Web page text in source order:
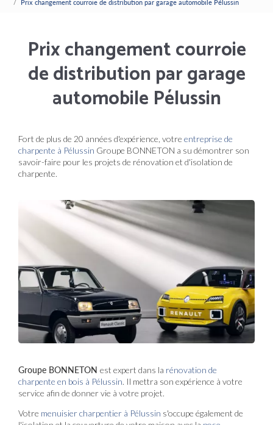
Prix changement courroie de distribution par garage automobile Pélussin
Prix changement courroie
de distribution par garage
automobile Pélussin
Fort de plus de 20 années d'expérience, votre entreprise de
charpente à Pélussin Groupe BONNETON a su démontrer son
savoir-faire pour les projets de rénovation et d'isolation de
charpente.
Groupe BONNETON est expert dans la rénovation de
charpente en bois à Pélussin. Il mettra son expérience à votre
service afin de donner vie à votre projet.
Votre menuisier charpentier à Pélussin s'occupe également de